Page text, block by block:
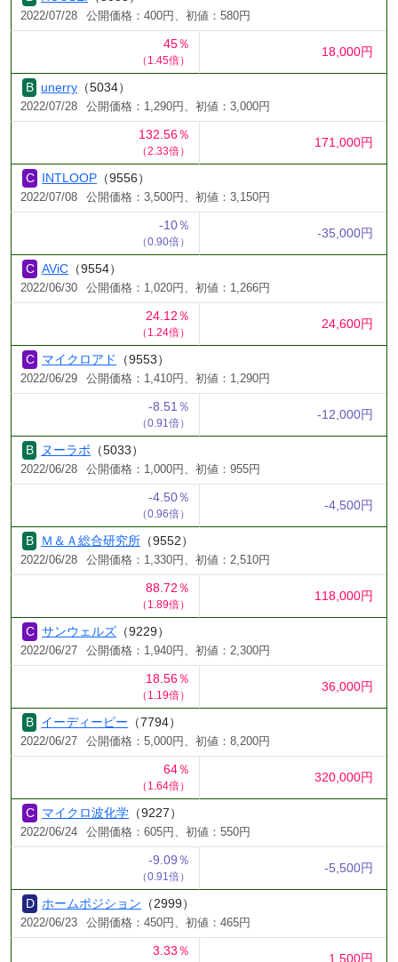
2022/07/28 公開価格：400円、初値：580円
45％
（1.45倍）
18,000円
unerry （5034）
2022/07/28 公開価格：1,290円、初値：3,000円
132.56％
（2.33倍）
171,000円
INTLOOP （9556）
2022/07/08 公開価格：3,500円、初値：3,150円
-10％
（0.90倍）
-35,000円
AViC （9554）
2022/06/30 公開価格：1,020円、初値：1,266円
24.12％
（1.24倍）
24,600円
マイクロアド （9553）
2022/06/29 公開価格：1,410円、初値：1,290円
-8.51％
（0.91倍）
-12,000円
ヌーラボ （5033）
2022/06/28 公開価格：1,000円、初値：955円
-4.50％
（0.96倍）
-4,500円
Ｍ＆Ａ総合研究所 （9552）
2022/06/28 公開価格：1,330円、初値：2,510円
88.72％
（1.89倍）
118,000円
サンウェルズ （9229）
2022/06/27 公開価格：1,940円、初値：2,300円
18.56％
（1.19倍）
36,000円
イーディーピー （7794）
2022/06/27 公開価格：5,000円、初値：8,200円
64％
（1.64倍）
320,000円
マイクロ波化学 （9227）
2022/06/24 公開価格：605円、初値：550円
-9.09％
（0.91倍）
-5,500円
ホームポジション （2999）
2022/06/23 公開価格：450円、初値：465円
3.33％
1,500円